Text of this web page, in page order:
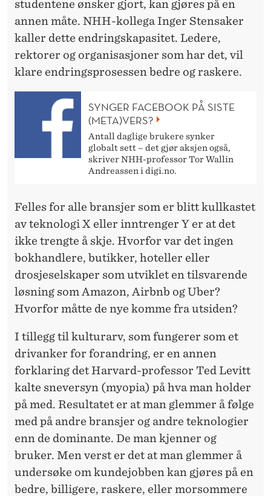
studentene ønsker gjort, kan gjøres på en
annen måte. NHH-kollega Inger Stensaker
kaller dette endringskapasitet. Ledere,
rektorer og organisasjoner som har det, vil
klare endringsprosessen bedre og raskere.
SYNGER FACEBOOK PÅ SISTE
(META)VERS?
Antall daglige brukere synker
globalt sett – det gjør aksjen også,
skriver NHH-professor Tor Wallin
Andreassen i digi.no.
Felles for alle bransjer som er blitt kullkastet
av teknologi X eller inntrenger Y er at det
ikke trengte å skje. Hvorfor var det ingen
bokhandlere, butikker, hoteller eller
drosjeselskaper som utviklet en tilsvarende
løsning som Amazon, Airbnb og Uber?
Hvorfor måtte de nye komme fra utsiden?
I tillegg til kulturarv, som fungerer som et
drivanker for forandring, er en annen
forklaring det Harvard-professor Ted Levitt
kalte sneversyn (myopia) på hva man holder
på med. Resultatet er at man glemmer å følge
med på andre bransjer og andre teknologier
enn de dominante. De man kjenner og
bruker. Men verst er det at man glemmer å
undersøke om kundejobben kan gjøres på en
bedre, billigere, raskere, eller morsommere